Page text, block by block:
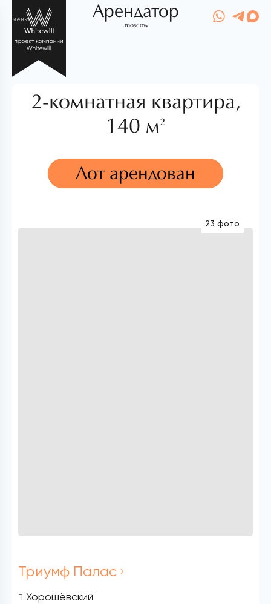
меню Арендатор
.moscow
2-комнатная квартира,
140 м2
Лот арендован
23 фото
Триумф Палас
Хорошёвский